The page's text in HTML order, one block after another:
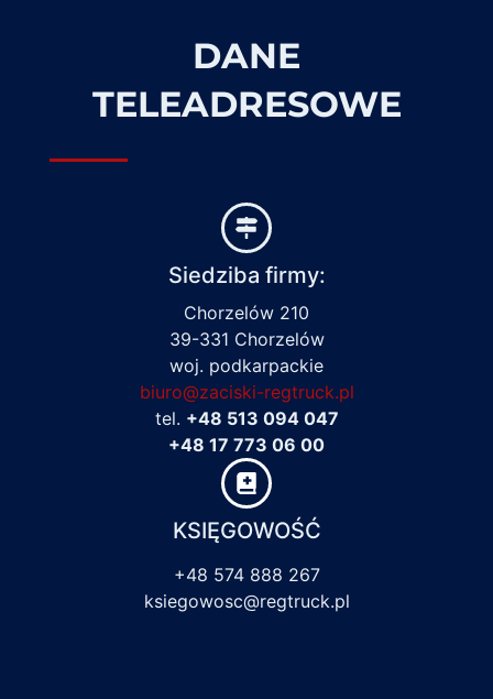
DANE
TELEADRESOWE
Siedziba firmy:
Chorzelów 210
39-331 Chorzelów
woj. podkarpackie
biuro@zaciski-regtruck.pl
tel. +48 513 094 047
+48 17 773 06 00
KSIĘGOWOŚĆ
+48 574 888 267
ksiegowosc@regtruck.pl